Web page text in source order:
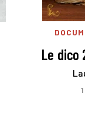
Le dico